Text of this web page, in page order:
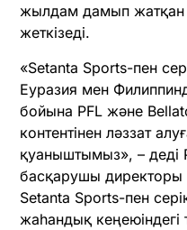
жылдам дамып жатқан
жеткізеді.
«Setanta Sports-пен
Еуразия мен
бойына PFL және
контентінен ләззат
қуаныштымыз», – деді
басқарушы
Setanta Sports-пен
жаһандық кеңеюіндегі